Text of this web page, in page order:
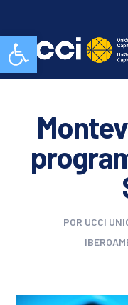
Abrir barra de
POR UCCI